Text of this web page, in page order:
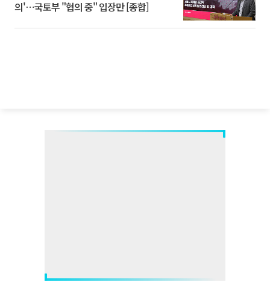
의'⋯국토부 "협의 중" 입장만 [종합]